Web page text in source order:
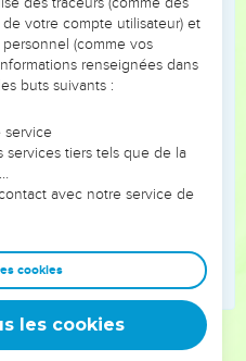
prophétisait au nom de
de Kirjath-Jearim. Il transmit
exactement les mêmes
chercha à le faire mourir.
prit la fuite et se rendit en
avec lui.
l'amenèrent au roi Jojakim.
jeta son cadavre dans la
votre compte utilisateur) et
(comme vos
renseignées dans
buts suivants :
service
services tiers tels que de la
avec notre service de
cookies
les cookies